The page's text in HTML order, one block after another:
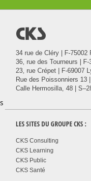
@
34 rue de Cléry | F-75002
36, rue des Tourneurs | F-
23, rue Crépet | F-69007
Rue des Poissonniers 13
Calle Hermosilla, 48 |
LES SITES DU GROUPECKS :
CKS Consulting
CKS Learning
CKS Public
CKS Santé
s